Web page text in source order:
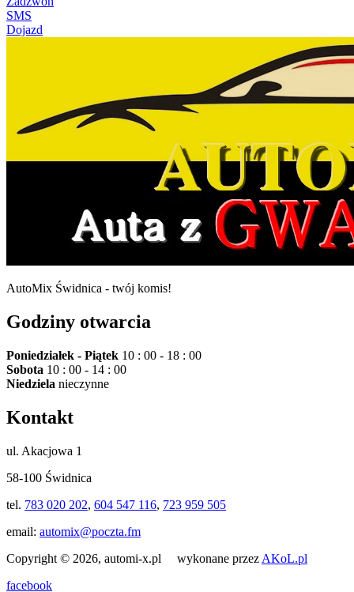
SMS
Dojazd
AutoMix Świdnica - twój komis!
Godziny otwarcia
Poniedziałek - Piątek 10 : 00 - 18 : 00
Sobota 10 : 00 - 14 : 00
Niedziela nieczynne
Kontakt
ul. Akacjowa 1
58-100 Świdnica
tel. 783 020 202, 604 547 116, 723 959 505
email: automix@poczta.fm
Copyright © 2026, automi-x.pl wykonane przez AKoL.pl
facebook